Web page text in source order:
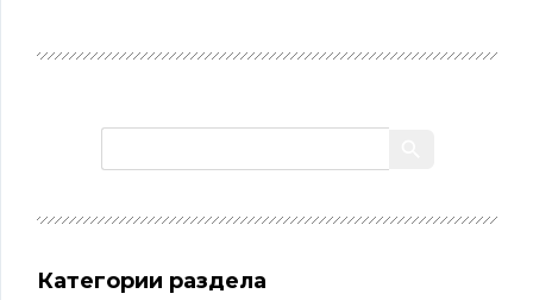
Категории раздела